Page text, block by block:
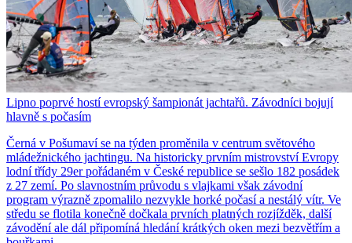
Lipno poprvé hostí evropský šampionát jachtařů. Závodníci bojují
hlavně s počasím
Černá v Pošumaví se na týden proměnila v centrum světového
mládežnického jachtingu. Na historicky prvním mistrovství Evropy
lodní třídy 29er pořádaném v České republice se sešlo 182 posádek
z 27 zemí. Po slavnostním průvodu s vlajkami však závodní
program výrazně zpomalilo nezvykle horké počasí a nestálý vítr. Ve
středu se flotila konečně dočkala prvních platných rozjížděk, další
závodění ale dál připomíná hledání krátkých oken mezi bezvětřím a